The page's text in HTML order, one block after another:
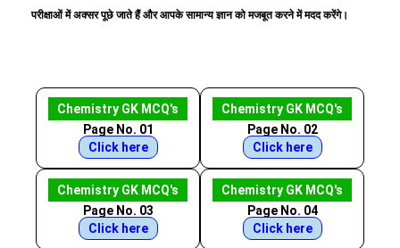
परीक्षाओं में अक्सर पूछे जाते हैं और आपके सामान्य ज्ञान को मजबूत करने में मदद करेंगे।
Chemistry GK MCQ's
Page No. 01
Click here
Chemistry GK MCQ's
Page No. 02
Click here
Chemistry GK MCQ's
Page No. 03
Click here
Chemistry GK MCQ's
Page No. 04
Click here